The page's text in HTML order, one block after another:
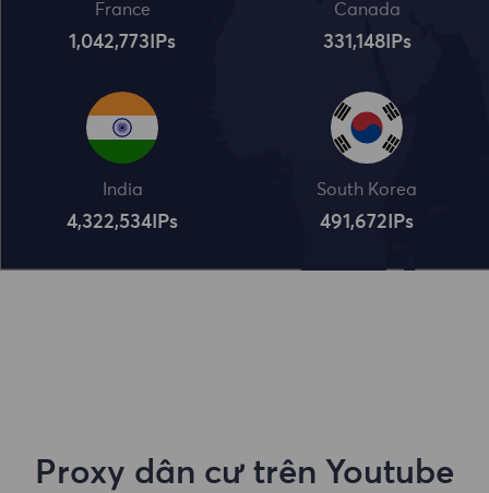
France
1,042,773 IPs
Canada
331,148IPs
India
4,322,534 IPs
South Korea
491,672 IPs
Proxy dân cư trên Youtube